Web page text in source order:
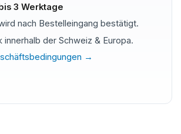
3 Werktage
nach Bestelleingang bestätigt.
innerhalb der Schweiz & Europa.
→